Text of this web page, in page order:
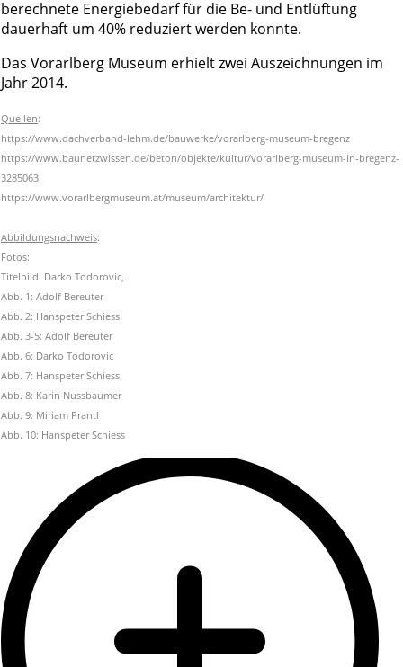
berechnete Energiebedarf für die Be- und Entlüftung
dauerhaft um 40% reduziert werden konnte.
Das Vorarlberg Museum erhielt zwei Auszeichnungen im
Jahr 2014.
Quellen:
https://www.dachverband-lehm.de/bauwerke/vorarlberg-museum-bregenz
https://www.baunetzwissen.de/beton/objekte/kultur/vorarlberg-museum-in-bregenz-
3285063
https://www.vorarlbergmuseum.at/museum/architektur/
Abbildungsnachweis:
Fotos:
Titelbild: Darko Todorovic,
Abb. 1: Adolf Bereuter
Abb. 2: Hanspeter Schiess
Abb. 3-5: Adolf Bereuter
Abb. 6: Darko Todorovic
Abb. 7: Hanspeter Schiess
Abb. 8: Karin Nussbaumer
Abb. 9: Miriam Prantl
Abb. 10: Hanspeter Schiess